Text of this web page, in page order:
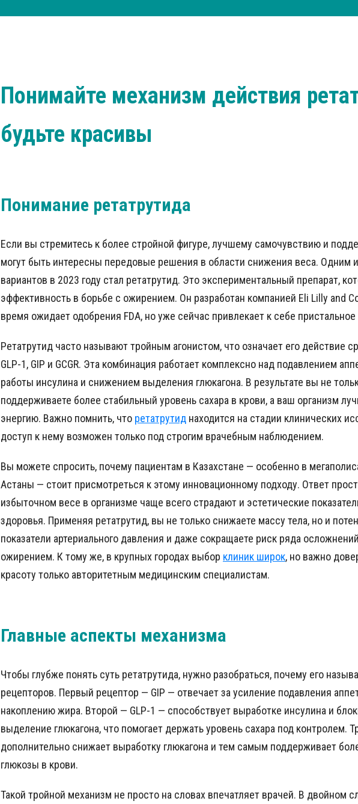
Понимайте механизм действия
будьте красивы
Понимание ретатрутида
Если вы стремитесь к более стройной фигуре, лучшему самочувствию и
могут быть интересны передовые решения в области снижения веса. Одним
вариантов в 2023 году стал ретатрутид. Это экспериментальный препарат,
эффективность в борьбе с ожирением. Он разработан компанией Eli Lilly and
время ожидает одобрения FDA, но уже сейчас привлекает к себе
Ретатрутид часто называют тройным агонистом, что означает его действие
GLP-1, GIP и GCGR. Эта комбинация работает комплексно над подавлением
работы инсулина и снижением выделения глюкагона. В результате вы не
поддерживаете более стабильный уровень сахара в крови, а ваш организм
энергию. Важно помнить, что ретатрутид находится на стадии клинических
доступ к нему возможен только под строгим врачебным наблюдением.
Вы можете спросить, почему пациентам в Казахстане — особенно в
Астаны — стоит присмотреться к этому инновационному подходу. Ответ
избыточном весе в организме чаще всего страдают и эстетические
здоровья. Применяя ретатрутид, вы не только снижаете массу тела, но и
показатели артериального давления и даже сокращаете риск ряда
ожирением. К тому же, в крупных городах выбор клиник широк, но важно
красоту только авторитетным медицинским специалистам.
Главные аспекты механизма
Чтобы глубже понять суть ретатрутида, нужно разобраться, почему его
рецепторов. Первый рецептор — GIP — отвечает за усиление подавления
накоплению жира. Второй — GLP-1 — способствует выработке инсулина и
выделение глюкагона, что помогает держать уровень сахара под контролем.
дополнительно снижает выработку глюкагона и тем самым поддерживает
глюкозы в крови.
Такой тройной механизм не просто на словах впечатляет врачей. В двойном